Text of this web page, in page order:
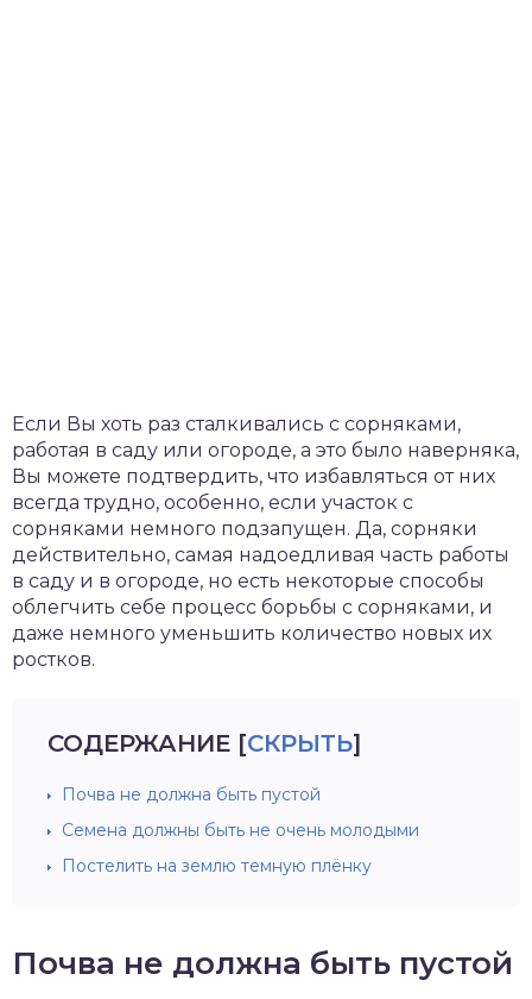
Если Вы хоть раз сталкивались с сорняками,
работая в саду или огороде, а это было наверняка,
Вы можете подтвердить, что избавляться от них
всегда трудно, особенно, если участок с
сорняками немного подзапущен. Да, сорняки
действительно, самая надоедливая часть работы
в саду и в огороде, но есть некоторые способы
облегчить себе процесс борьбы с сорняками, и
даже немного уменьшить количество новых их
ростков.
СОДЕРЖАНИЕ [СКРЫТЬ]
Почва не должна быть пустой
Семена должны быть не очень молодыми
Постелить на землю темную плёнку
Почва не должна быть пустой